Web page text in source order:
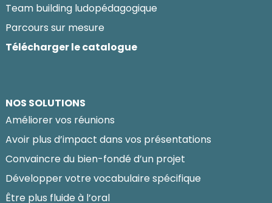
Team building ludopédagogique
Parcours sur mesure
Télécharger le catalogue
NOS SOLUTIONS
Améliorer vos réunions
Avoir plus d’impact dans vos présentations
Convaincre du bien-fondé d’un projet
Développer votre vocabulaire spécifique
Être plus fluide à l’oral